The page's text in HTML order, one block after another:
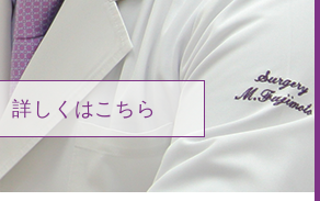
詳しくはこちら